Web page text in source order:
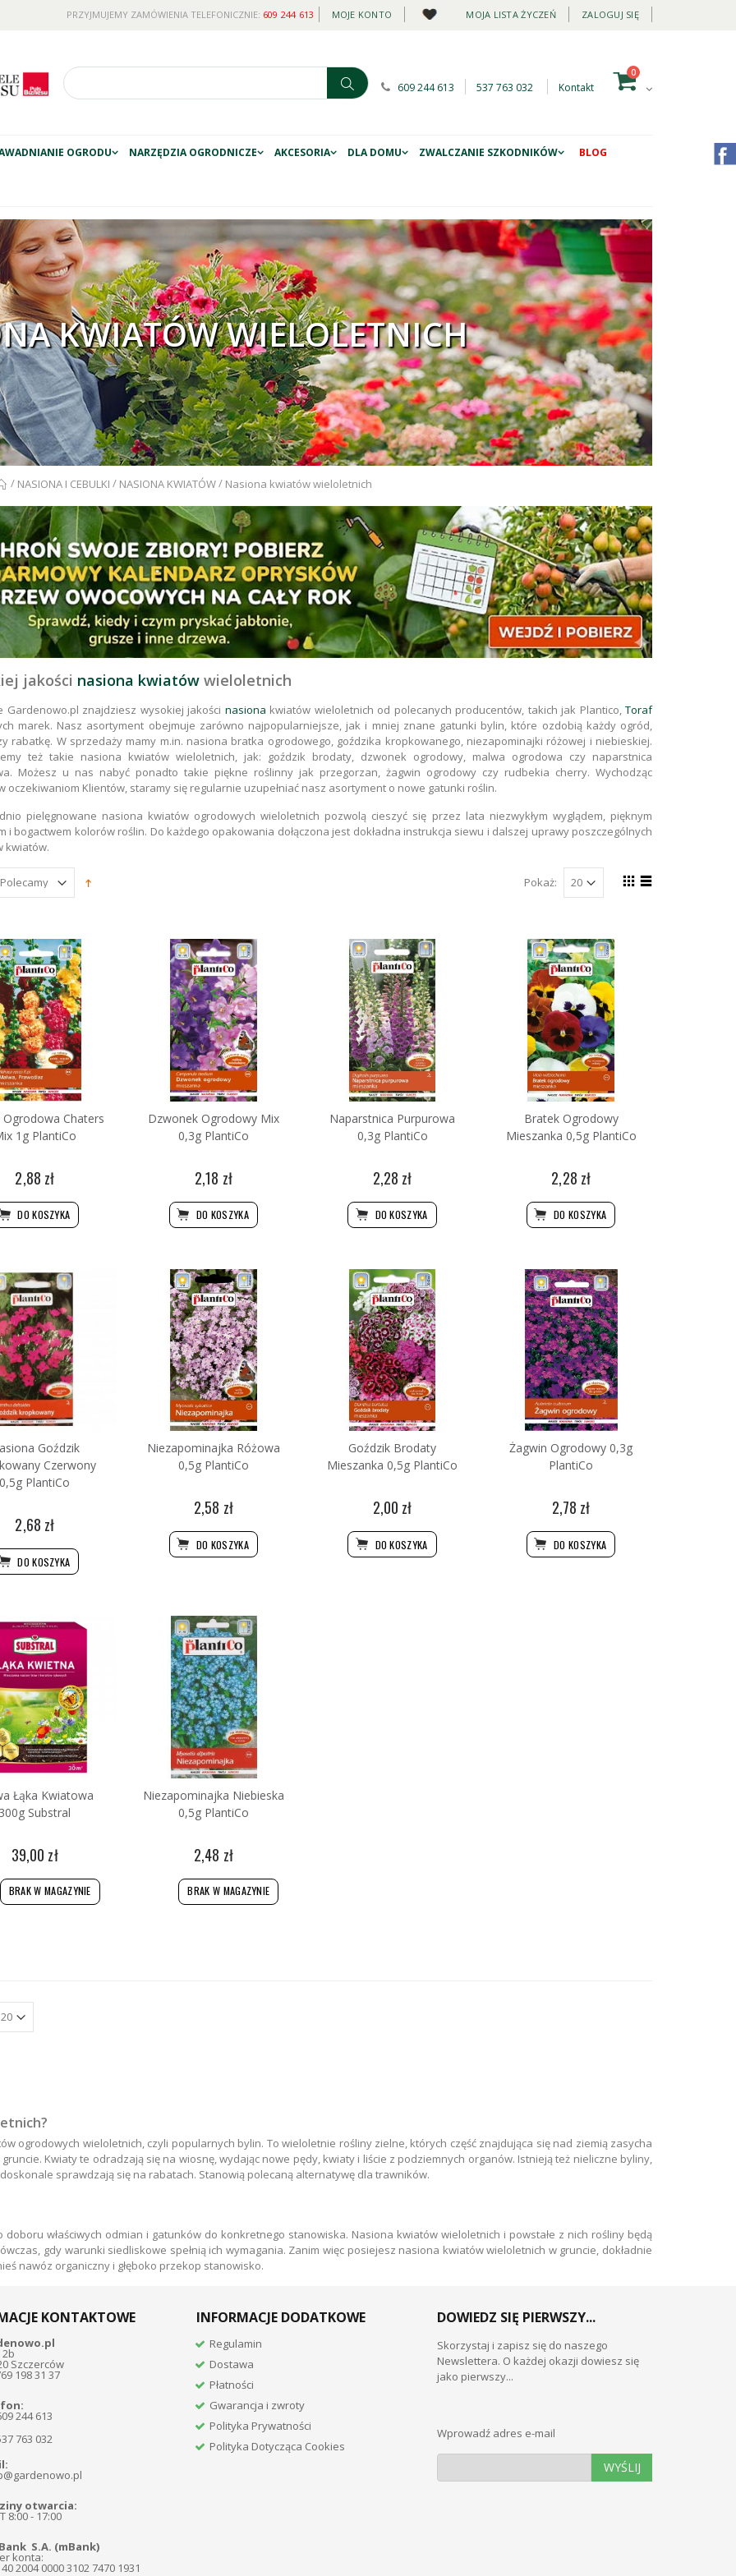
MOJE KONTO MOJA LISTA ŻYCZEŃ ZALOGUJ SIĘ
PRZYJMUJEMY ZAMÓWIENIA TELEFONICZNIE: 609 244 613
609 244 613 537 763 032 Kontakt
0
OGRODU NARZĘDZIA OGRODNICZE AKCESORIA DLA DOMU ZWALCZANIE SZKODNIKÓW BLOG
KWIATÓW WIELOLETNICH
/ NASIONA I CEBULKI / NASIONA KWIATÓW/ Nasiona kwiatów wieloletnich
Nawozowe
Biopon
zł
jakości nasiona kwiatówwieloletnich
Gardenowo.pl znajdziesz wysokiej jakości nasiona kwiatów wieloletnich od polecanych producentów, takich jak Plantico, Toraf
marek. Nasz asortyment obejmuje zarówno najpopularniejsze, jak i mniej znane gatunki bylin, które ozdobią każdy ogród,
rabatkę. W sprzedaży mamy m.in. nasiona bratka ogrodowego, goździka kropkowanego, niezapominajki różowej i niebieskiej.
też takie nasiona kwiatów wieloletnich, jak: goździk brodaty, dzwonek ogrodowy, malwa ogrodowa czy naparstnica
Możesz u nas nabyć ponadto takie piękne roślinny jak przegorzan, żagwin ogrodowy czy rudbekia cherry. Wychodząc
oczekiwaniom Klientów, staramy się regularnie uzupełniać nasz asortyment o nowe gatunki roślin.
pielęgnowane nasiona kwiatów ogrodowych wieloletnich pozwolą cieszyć się przez lata niezwykłym wyglądem, pięknym
i bogactwem kolorów roślin. Do każdego opakowania dołączona jest dokładna instrukcja siewu i dalszej uprawy poszczególnych
kwiatów.
Pokaż:
Chaters
1g PlantiCo
2,88 zł
DO KOSZYKA
Dzwonek Ogrodowy Mix
0,3g PlantiCo
2,18 zł
DO KOSZYKA
Naparstnica Purpurowa
0,3g PlantiCo
2,28 zł
DO KOSZYKA
Bratek Ogrodowy
Mieszanka 0,5g PlantiCo
2,28 zł
DO KOSZYKA
Goździk
Czerwony
0,5g PlantiCo
2,68 zł
DO KOSZYKA
Niezapominajka Różowa
0,5g PlantiCo
2,58 zł
DO KOSZYKA
Goździk Brodaty
Mieszanka 0,5g PlantiCo
2,00 zł
DO KOSZYKA
Żagwin Ogrodowy 0,3g
PlantiCo
2,78 zł
DO KOSZYKA
Łąka Kwiatowa
Substral
39,00 zł
BRAK W MAGAZYNIE
Niezapominajka Niebieska
0,5g PlantiCo
2,48 zł
BRAK W MAGAZYNIE
ogrodowych wieloletnich, czyli popularnych bylin. To wieloletnie rośliny zielne, których część znajdująca się nad ziemią zasycha
Kwiaty te odradzają się na wiosnę, wydając nowe pędy, kwiaty i liście z podziemnych organów. Istnieją też nieliczne byliny,
sprawdzają się na rabatach. Stanowią polecaną alternatywę dla trawników.
właściwych odmian i gatunków do konkretnego stanowiska. Nasiona kwiatów wieloletnich i powstałe z nich rośliny będą
gdy warunki siedliskowe spełnią ich wymagania. Zanim więc posiejesz nasiona kwiatów wieloletnich w gruncie, dokładnie
nawóz organiczny i głęboko przekop stanowisko.
KONTAKTOWE
Szczerców
198 31 37
244 613
763 032
otwarcia:
8:00 - 17:00
S.A. (mBank)
konta:
2004 0000 3102 7470 1931
INFORMACJE DODATKOWE
Regulamin
Dostawa
Płatności
Gwarancja i zwroty
Polityka Prywatności
Polityka Dotycząca Cookies
DOWIEDZ SIĘ PIERWSZY...
Skorzystaj i zapisz się do naszego
Newslettera. O każdej okazji dowiesz się
jako pierwszy...
Wprowadź adres e-mail
WYŚLIJ